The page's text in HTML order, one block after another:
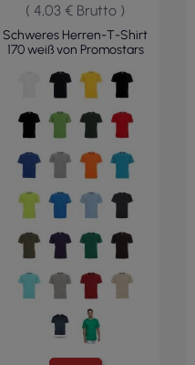
( 4,03 € Brutto )
Schweres Herren-T-Shirt
170 weiß von Promostars